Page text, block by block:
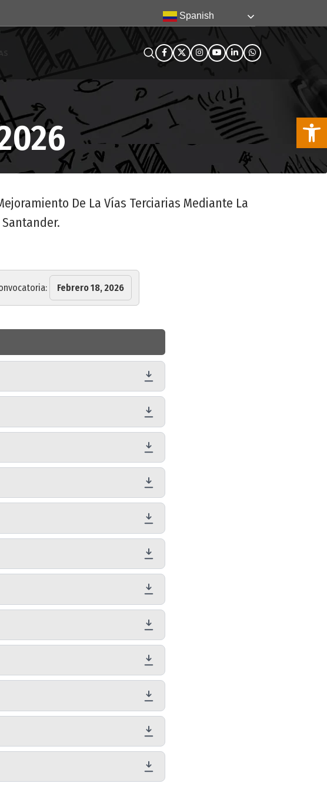
Abra
Spanish
De La Vías Terciarias Mediante La
Febrero 18, 2026